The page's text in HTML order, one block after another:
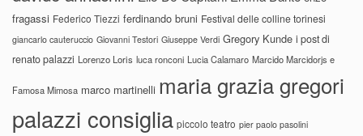
fragassi Federico Tiezzi ferdinando bruni Festival delle colline torinesi
giancarlo cauteruccio Giovanni Testori Giuseppe Verdi Gregory Kunde i post di
renato palazzi Lorenzo Loris luca ronconi Lucia Calamaro Marcido Marcidorjs e
Famosa Mimosa marco martinelli maria grazia gregori
palazzi consiglia piccolo teatro pier paolo pasolini